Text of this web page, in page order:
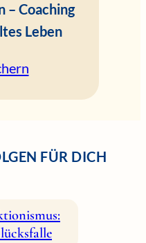
– Coaching
Leben
FÜR DICH